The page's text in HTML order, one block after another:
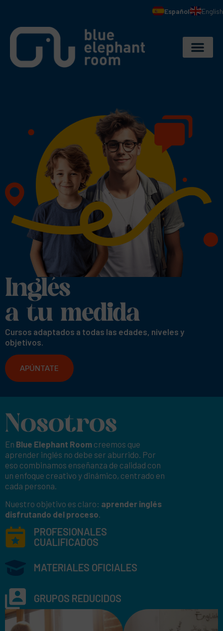
Español English
Inglés
a tu medida
Cursos adaptados a todas las edades, niveles y
objetivos.
APÚNTATE
Nosotros
En Blue Elephant Room creemos que
aprender inglés no debe ser aburrido. Por
eso combinamos enseñanza de calidad con
un enfoque creativo y dinámico, centrado en
cada persona.
Nuestro objetivo es claro: aprender inglés
disfrutando del proceso
PROFESIONALES
CUALIFICADOS
MATERIALES OFICIALES
GRUPOS REDUCIDOS